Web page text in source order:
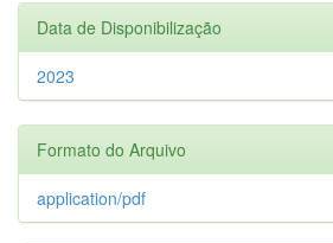
Data de Disponibilização
2023
Formato do Arquivo
application/pdf